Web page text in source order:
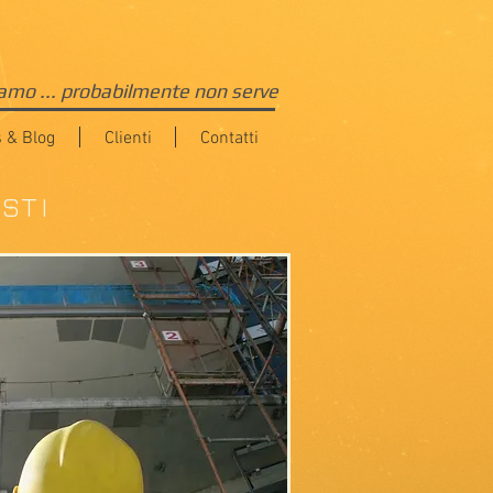
... probabilmente non serve
& Blog Clienti Contatti